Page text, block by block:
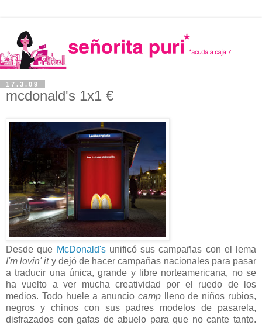
17.3.09
mcdonald's 1x1 €
Desde que McDonald'sunificó sus campañas con el lema
I'm lovin' ity dejó de hacer campañas nacionales para pasar
a traducir una única, grande y libre norteamericana, no se
ha vuelto a ver mucha creatividad por el ruedo de los
medios. Todo huele a anuncio camp
lleno de niños rubios,
negros y chinos con sus padres modelos de pasarela,
disfrazados con gafas de abuelo para que no cante tanto.